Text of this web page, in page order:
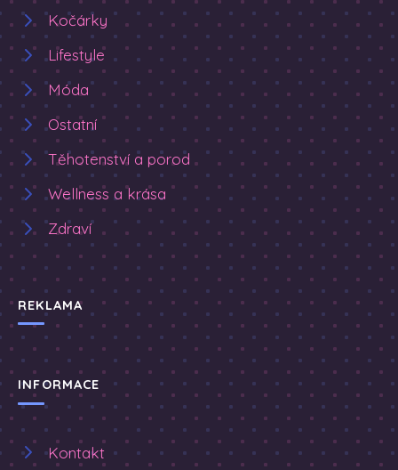
Kočárky
Lifestyle
Móda
Ostatní
Těhotenství a porod
Wellness a krása
Zdraví
REKLAMA
INFORMACE
Kontakt